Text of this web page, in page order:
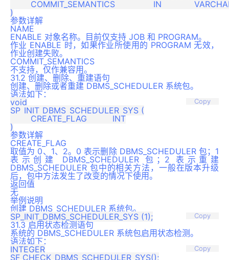
参数详解
NAME
ENABLE 对象名称。目前仅支持 JOB 和 PROGRAM。
作业 ENABLE 时，如果作业所使用的 PROGRAM 无效，
作业创建失败。
COMMIT_SEMANTICS
不支持，仅作兼容用。
31.2 创建、删除、重建语句
创建、删除或者重建 DBMS_SCHEDULER 系统包。
语法如下：
Copy
void
SP_INIT_DBMS_SCHEDULER_SYS (
参数详解
CREATE_FLAG
取值为 0、1、2。0 表示删除 DBMS_SCHEDULER 包；1
表示创建 DBMS_SCHEDULER 包；2 表示重建
DBMS_SCHEDULER 包中的相关方法，一般在版本升级
后，包中方法发生了改变的情况下使用。
返回值
无
举例说明
创建 DBMS_SCHEDULER 系统包。
Copy
31.3 启用状态检测语句
系统的 DBMS_SCHEDULER 系统包启用状态检测。
语法如下：
Copy
INTEGER